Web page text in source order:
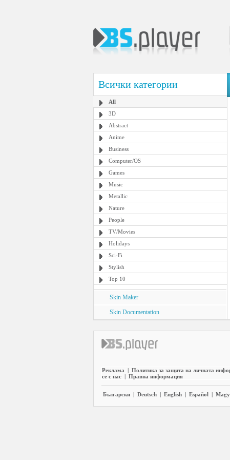
Всички категории
All
3D
Abstract
Anime
Business
Computer/OS
Games
Music
Metallic
Nature
People
TV/Movies
Holidays
Sci-Fi
Stylish
Top 10
Skin Maker
Skin Documentation
Реклама | Политика за защита на личната
се с нас | Правна информация
Български | Deutsch | English | Español |